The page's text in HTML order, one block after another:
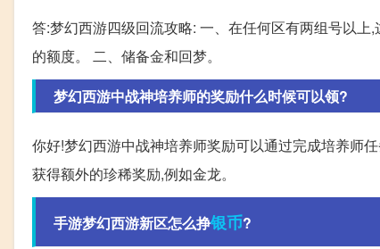
答:梦幻西游四级回流攻略: 一、在任何区有两组号以
的额度。 二、储备金和回梦。
梦幻西游中战神培养师的奖励什么时候可以领?
你好!梦幻西游中战神培养师奖励可以通过完成培养师
获得额外的珍稀奖励,例如金龙。
手游梦幻西游新区怎么挣银币?